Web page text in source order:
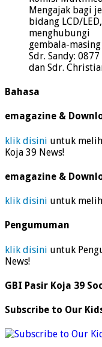
Mengajak bagi
bidang LCD/
menghubungi
gembala-
Sdr. Sandy:
dan Sdr.
Bahasa
emagazine &
klik disini untuk
Koja 39 News!
emagazine &
klik disini untuk
Pengumuman
klik disini untuk
News!
GBI Pasir Koja 39
Subscribe to Our